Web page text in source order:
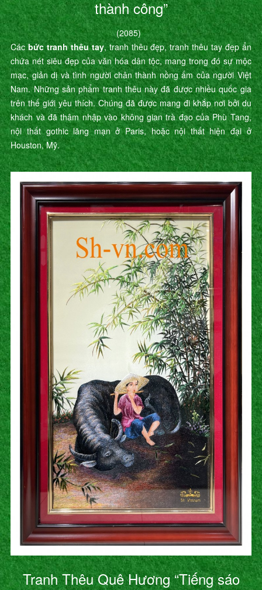
thành công”
(2085)
Cácbức tranh thêu tay, tranh thêu đẹp, tranh thêu tay đẹp ẩn
chứa nét siêu đẹp của văn hóa dân tộc, mang trong đó sự mộc
mạc, giản dị và tình người chân thành nồng ấm của người Việt
Nam. Những sản phẩm tranh thêu này đã được nhiều quốc gia
trên thế giới yêu thích. Chúng đã được mang đi khắp nơi bởi du
khách và đã thâm nhập vào không gian trà đạo của Phù Tang,
nội thất gothic lãng mạn ở Paris, hoặc nội thất hiện đại ở
Houston, Mỹ.
Tranh Thêu Quê Hương “Tiếng sáo